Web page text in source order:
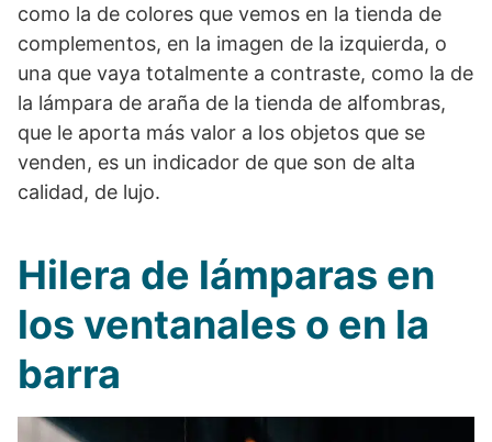
como la de colores que vemos en la tienda de
complementos, en la imagen de la izquierda, o
una que vaya totalmente a contraste, como la de
la lámpara de araña de la tienda de alfombras,
que le aporta más valor a los objetos que se
venden, es un indicador de que son de alta
calidad, de lujo.
Hilera de lámparas en
los ventanales o en la
barra